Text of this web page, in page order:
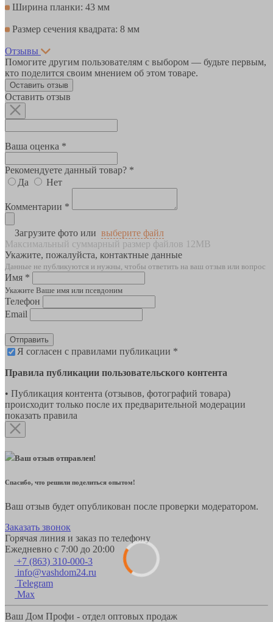
Ширина планки: 43 мм
Размер сечения квадрата: 8 мм
Отзывы
Помогите другим пользователям с выбором — будьте первым,
кто поделится своим мнением об этом товаре.
Оставить отзыв
Оставить отзыв
Ваша оценка *
Рекомендуете данный товар? *
Да
Нет
Комментарии *
Загрузите фото или выберите файл
Максимальный суммарный размер файлов 12MB
Укажите, пожалуйста, контактные данные
Данные не публикуются и нужны, чтобы ответить на ваш отзыв или вопрос
Имя *
Укажите Ваше имя или псевдоним
Телефон
Email
Отправить
Я согласен с правилами публикации *
Правила публикации пользовательского контента
• Публикация контента (отзывов, фотографий товара)
происходит только после их предварительной модерации
показать правила
Ваш отзыв отправлен!
Спасибо, что решили поделиться опытом!
Ваш отзыв будет опубликован после проверки модератором.
Заказать звонок
Горячая линия и заказ по телефону
Ежедневно с 7:00 до 20:00
+7 (863) 310-000-3
info@vashdom24.ru
Telegram
Max
Ваш Дом Профи - отдел оптовых продаж